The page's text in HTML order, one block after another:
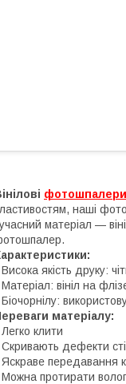
фотошпалери
наші
матеріал —
Висока якість друку:
Матеріал: вініл на
Біочорнілу:
матеріалу:
Легко клити
Скривають дефекти
Яскраве передавання
Можна протирати